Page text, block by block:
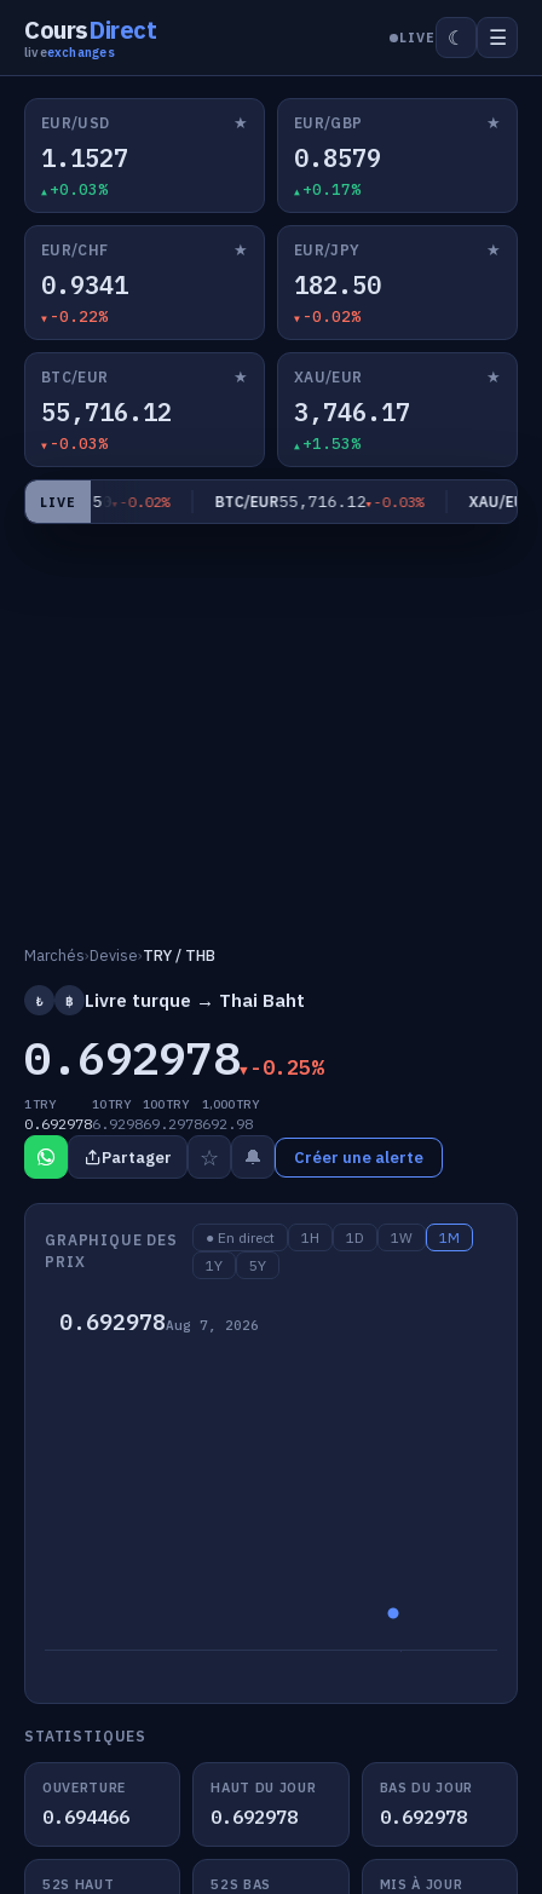
CoursDirect
liveexchanges
LIVE ☾ ☰
EUR/USD ★
1.1527
+0.03%
EUR/GBP ★
0.8579
+0.17%
EUR/CHF ★
0.9341
-0.22%
EUR/JPY ★
182.50
-0.02%
BTC/EUR ★
55,716.12
-0.03%
XAU/EUR ★
3,746.17
+1.53%
LIVE
JPY182.50 -0.02% BTC/EUR55,716.12 -0.03% XAU/EUR
Marchés›Devise›TRY / THB
₺ ฿ Livre turque → Thai Baht
0.692978 -0.25%
1 TRY
0.692978
10 TRY
6.9298
100 TRY
69.2978
1,000 TRY
692.98
Partager ☆ 🔔 Créer une alerte
GRAPHIQUE DES
PRIX
● En direct 1H 1D 1W
1M
1Y
5Y
0.692978Aug 7, 2026
STATISTIQUES
OUVERTURE
0.694466
HAUT DU JOUR
0.692978
BAS DU JOUR
0.692978
52S HAUT 52S BAS MIS À JOUR